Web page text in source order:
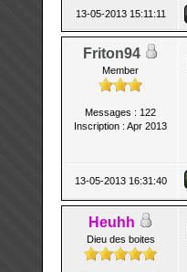
13-05-2013 15:11:11
Friton94
Member
Messages : 122
Inscription : Apr 2013
13-05-2013 16:31:40
Heuhh
Dieu des boites